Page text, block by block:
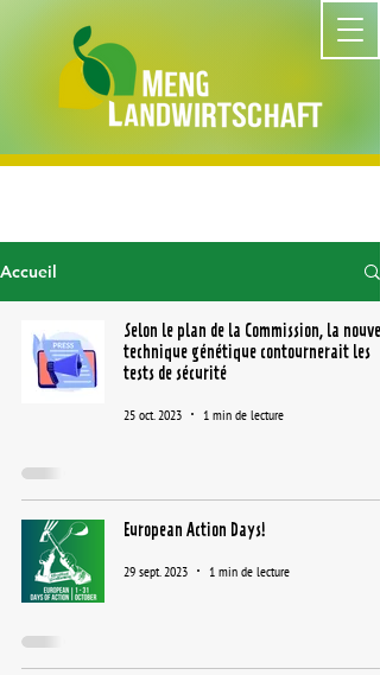
Accueil
Selon le plan de la Commission, la
technique génétique contournerait les
tests de sécurité
25 oct. 2023 1 min de lecture
European Action Days!
29 sept. 2023 1 min de lecture